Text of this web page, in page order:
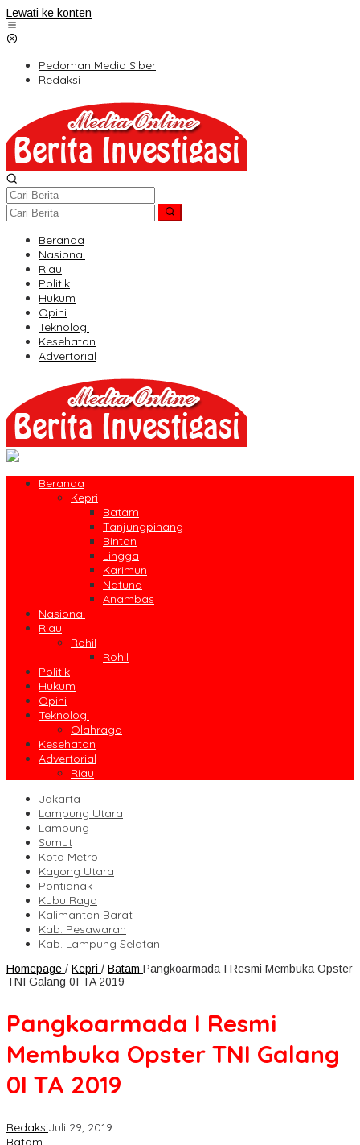
Lewati ke konten
Pedoman Media Siber
Redaksi
Beranda
Nasional
Riau
Politik
Hukum
Opini
Teknologi
Kesehatan
Advertorial
Beranda
Kepri
Batam
Tanjungpinang
Bintan
Lingga
Karimun
Natuna
Anambas
Nasional
Riau
Rohil
Rohil
Politik
Hukum
Opini
Teknologi
Olahraga
Kesehatan
Advertorial
Riau
Jakarta
Lampung Utara
Lampung
Sumut
Kota Metro
Kayong Utara
Pontianak
Kubu Raya
Kalimantan Barat
Kab. Pesawaran
Kab. Lampung Selatan
Homepage / Kepri / Batam Pangkoarmada I Resmi Membuka Opster
TNI Galang 0I TA 2019
Pangkoarmada I Resmi
Membuka Opster TNI Galang
0I TA 2019
RedaksiJuli 29, 2019
Batam